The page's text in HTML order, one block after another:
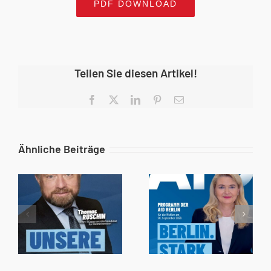
PDF DOWNLOAD
Teilen Sie diesen Artikel!
Facebook LinkedInPinterest
E-
Ähnliche Beiträge